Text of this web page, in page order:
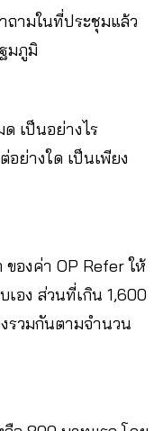
ถามในที่ประชุมแล้ว
มภูมิ
เป็นอย่างไร
ย่างใด เป็นเพียง
องค่า OP Refer ให้
อง ส่วนที่เกิน 1,600
รวมกันตามจำนวน